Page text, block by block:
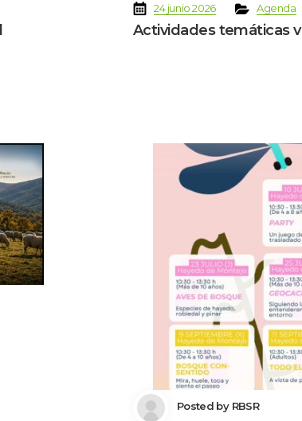
24 junio 2026 Agenda
Actividades temáticas
Posted by RBSR